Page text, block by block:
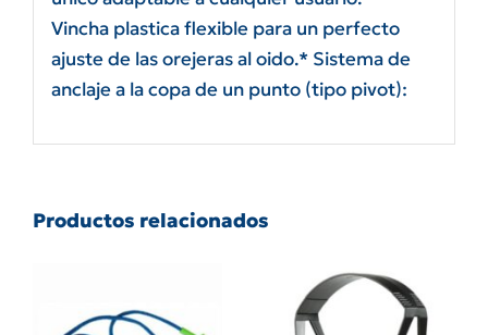
Vincha plastica flexible para un perfecto
ajuste de las orejeras al oido.* Sistema de
anclaje a la copa de un punto (tipo pivot):
Productos relacionados